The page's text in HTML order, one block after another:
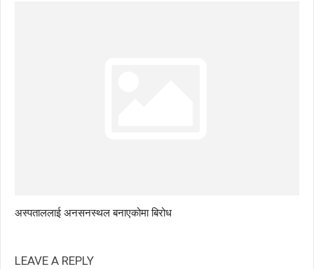
अस्पताललाई अनसनस्थल बनाएकोमा बिरोध
LEAVE A REPLY